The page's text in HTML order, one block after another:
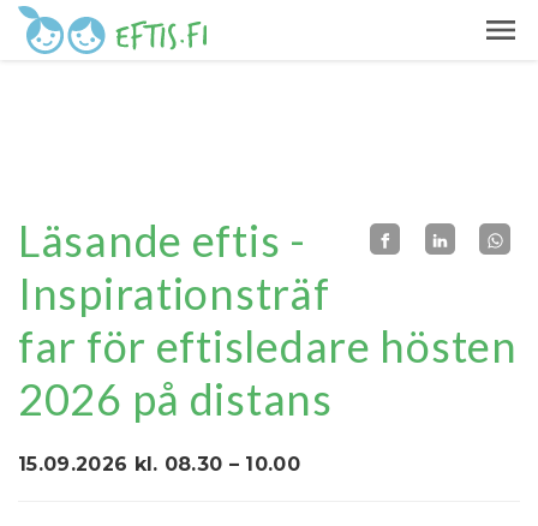
Läsande eftis -
Inspirationsträf
far för eftisledare hösten
2026 på distans
15.09.2026 kl. 08.30 – 10.00